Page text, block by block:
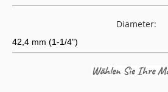
Diameter: